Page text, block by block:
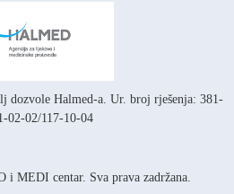
i MEDI centar. Sva prava zadržana.
dozvole Halmed-a. Ur. broj rješenja: 381-
02-02/117-10-04